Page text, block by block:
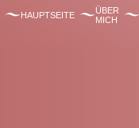
HAUPTSEITE
ÜBER
MICH